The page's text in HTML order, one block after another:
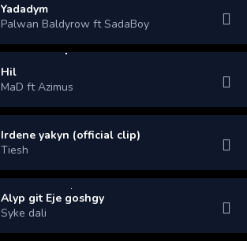
Yadadym
Palwan Baldyrow ft SadaBoy
Hil
MaD ft Azimus
Irdene yakyn (official clip)
Tiesh
Alyp git Eje goshgy
Syke dali